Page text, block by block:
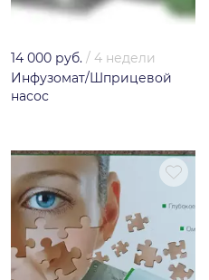
14 000 руб. / 4 недели
Инфузомат/Шприцевой
насос